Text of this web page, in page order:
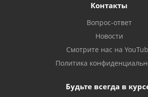
Контакты
Вопрос-ответ
Новости
Смотрите нас на
Политика
Будьте всегда в